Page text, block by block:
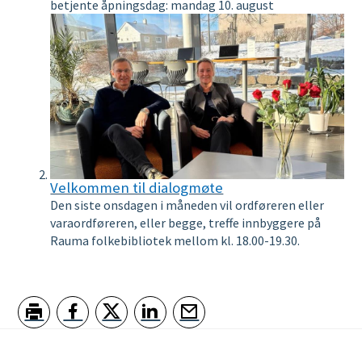
b
i
b
i
l
o
t
e
betjente åpningsdag: mandag 10. august
Velkommen til dialogmøte
Den siste onsdagen i måneden vil ordføreren eller
varaordføreren, eller begge, treffe innbyggere på
Rauma folkebibliotek mellom kl. 18.00-19.30.